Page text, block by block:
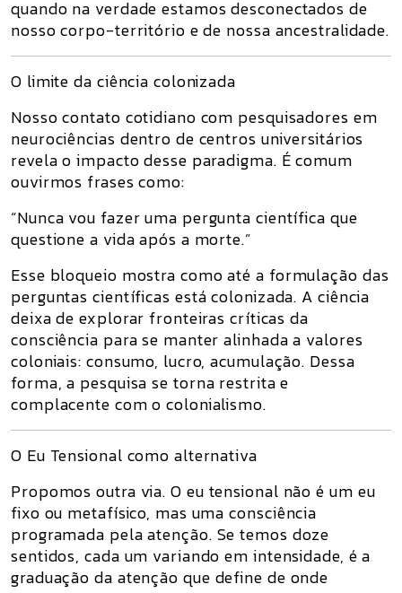
quando na verdade estamos desconectados de
nosso corpo-território e de nossa ancestralidade.
O limite da ciência colonizada
Nosso contato cotidiano com pesquisadores em
neurociências dentro de centros universitários
revela o impacto desse paradigma. É comum
ouvirmos frases como:
“Nunca vou fazer uma pergunta científica que
questione a vida após a morte.”
Esse bloqueio mostra como até a formulação das
perguntas científicas está colonizada. A ciência
deixa de explorar fronteiras críticas da
consciência para se manter alinhada a valores
coloniais: consumo, lucro, acumulação. Dessa
forma,a pesquisa se torna restrita e
complacente com o colonialismo.
O Eu Tensional como alternativa
Propomos outra via. O eu tensional não é um eu
fixo ou metafísico, mas umaconsciência
programada pela atenção. Se temos doze
sentidos, cada um variando em intensidade, é a
graduação da atenção que define de onde